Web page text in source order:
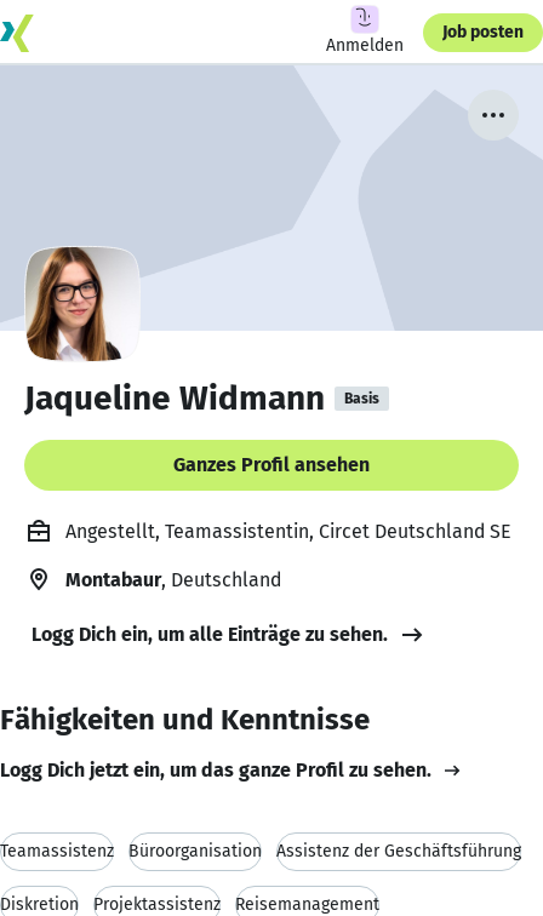
Anmelden
Job posten
Jaqueline Widmann Basis
Ganzes Profil ansehen
Angestellt, Teamassistentin, Circet Deutschland SE
Montabaur, Deutschland
Logg Dich ein, um alle Einträge zu sehen.
Fähigkeiten und Kenntnisse
Logg Dich jetzt ein, um das ganze Profil zu sehen.
Teamassistenz Büroorganisation Assistenz der Geschäftsführung
Diskretion Projektassistenz Reisemanagement